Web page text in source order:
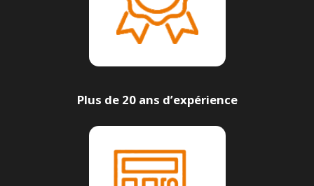
Plus de 20 ans d’expérience